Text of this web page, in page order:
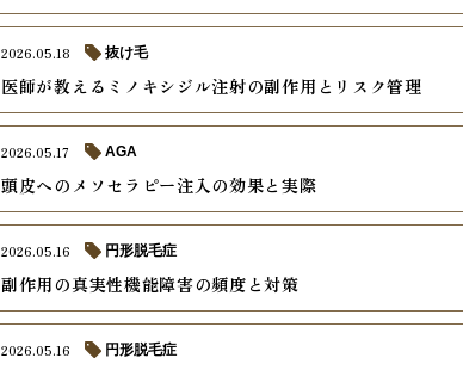
医師が教えるミノキシジル注射の副作用とリスク管理
2026.05.18 抜け毛
頭皮へのメソセラピー注入の効果と実際
2026.05.17 AGA
副作用の真実性機能障害の頻度と対策
2026.05.16 円形脱毛症
2026.05.16 円形脱毛症